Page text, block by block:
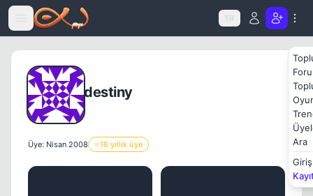
Icerige atla
TR
Ara
Giriş
destiny
Üye: Nisan 2008 ⭐18 yıllık üye